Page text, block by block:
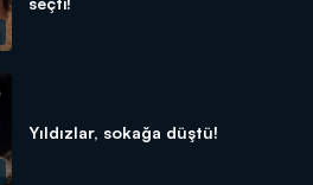
Yıldızlar, sokağa düştü!